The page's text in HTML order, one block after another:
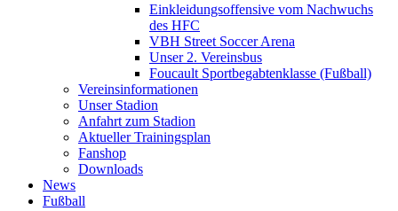
Einkleidungsoffensive vom Nachwuchs
des HFC
VBH Street Soccer Arena
Unser 2. Vereinsbus
Foucault Sportbegabtenklasse (Fußball)
Vereinsinformationen
Unser Stadion
Anfahrt zum Stadion
Aktueller Trainingsplan
Fanshop
Downloads
News
Fußball